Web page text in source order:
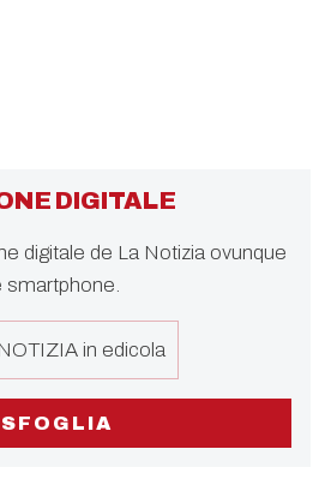
DIGITALE
digitale de La Notizia ovunque
smartphone.
SFOGLIA